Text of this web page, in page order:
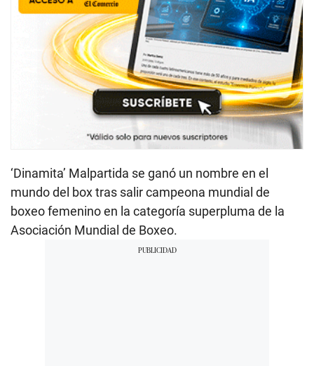
‘Dinamita’ Malpartida se ganó un nombre en el
mundo del box tras salir campeona mundial de
boxeo femenino en la categoría superpluma de la
Asociación Mundial de Boxeo.